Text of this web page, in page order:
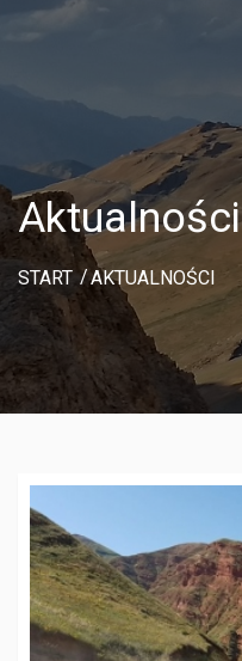
Aktualności
START AKTUALNOŚCI